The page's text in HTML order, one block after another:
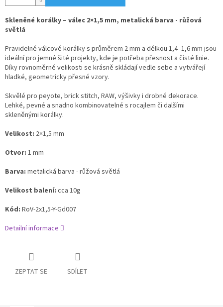
Skleněné korálky – válec 2×1,5 mm, metalická barva - růžová
světlá
Pravidelné válcové korálky s průměrem 2 mm a délkou 1,4–1,6 mm jsou
ideální pro jemné šité projekty, kde je potřeba přesnost a čisté linie.
Díky rovnoměrné velikosti se krásně skládají vedle sebe a vytvářejí
hladké, geometricky přesné vzory.
Skvělé pro peyote, brick stitch, RAW, výšivky i drobné dekorace.
Lehké, pevné a snadno kombinovatelné s rocajlem či dalšími
skleněnými korálky.
Velikost: 2×1,5 mm
Otvor: 1 mm
Barva: metalická barva - růžová světlá
Velikost balení: cca 10g
Kód: RoV‑2x1,5-Y-Gd007
Detailní informace
ZEPTAT SE SDÍLET